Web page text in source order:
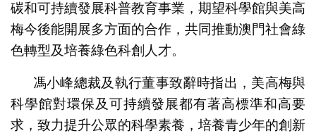
碳和可持續發展科普教育事業，期望科學館與美高
梅今後能開展多方面的合作，共同推動澳門社會綠
色轉型及培養綠色科創人才。
馮小峰總裁及執行董事致辭時指出，美高梅與
科學館對環保及可持續發展都有著高標準和高要
求，致力提升公眾的科學素養，培養青少年的創新